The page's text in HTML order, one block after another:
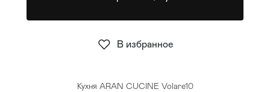
Стулья >
Кухня ARAN CUCINE Volare10
В избранное